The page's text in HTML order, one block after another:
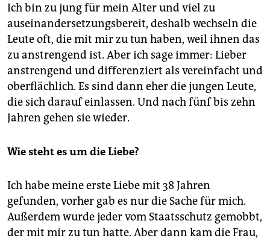
Ich bin zu jung für mein Alter und viel zu
auseinandersetzungsbereit, deshalb wechseln die
Leute oft, die mit mir zu tun haben, weil ihnen das
zu anstrengend ist. Aber ich sage immer: Lieber
anstrengend und differenziert als vereinfacht und
oberflächlich. Es sind dann eher die jungen Leute,
die sich darauf einlassen. Und nach fünf bis zehn
Jahren gehen sie wieder.
Wie steht es um die Liebe?
Ich habe meine erste Liebe mit 38 Jahren
gefunden, vorher gab es nur die Sache für mich.
Außerdem wurde jeder vom Staatsschutz gemobbt,
der mit mir zu tun hatte. Aber dann kam die Frau,